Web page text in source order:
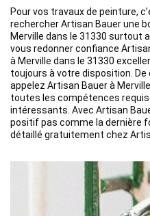
Pour vos travaux de peinture,
rechercher Artisan Bauer une
Merville dans le 31330 surtout
vous redonner confiance
à Merville dans le 31330
toujours à votre disposition.
appelez Artisan Bauer à
toutes les compétences
intéressants. Avec Artisan
positif pas comme la dernière
détaillé gratuitement chez